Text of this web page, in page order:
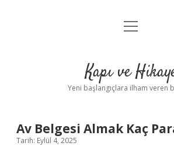
Anasayfa
Yasal Uyarı
menüyü
Kapı ve
Yeni başlangıçlara ilham veren
Av Belgesi Almak Kaç
Tarih: Eylül 4, 2025